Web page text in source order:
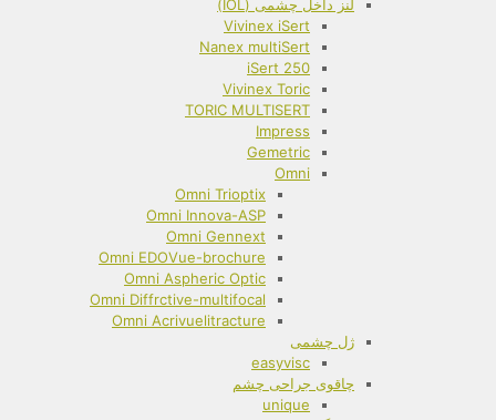
لنز داخل چشمی (IOL)
Vivinex iSert
Nanex multiSert
iSert 250
Vivinex Toric
TORIC MULTISERT
Impress
Gemetric
Omni
Omni Trioptix
Omni Innova-ASP
Omni Gennext
Omni EDOVue-brochure
Omni Aspheric Optic
Omni Diffrctive-multifocal
Omni Acrivuelitracture
ژل چشمی
easyvisc
چاقوی جراحی چشم
unique